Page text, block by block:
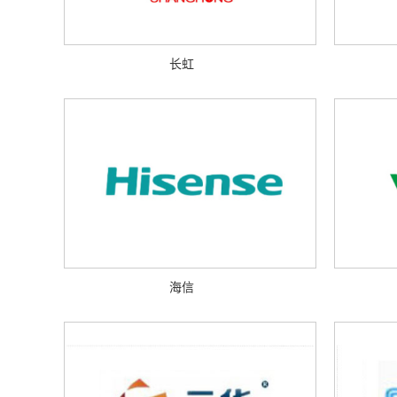
长虹
海信